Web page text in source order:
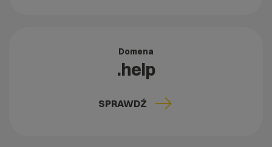
Domena
.help
SPRAWDŹ